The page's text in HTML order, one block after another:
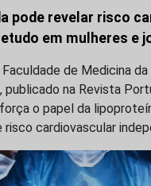
pode revelar risco
em mulheres e
de Medicina da
publicado na Revista
o papel da
cardiovascular